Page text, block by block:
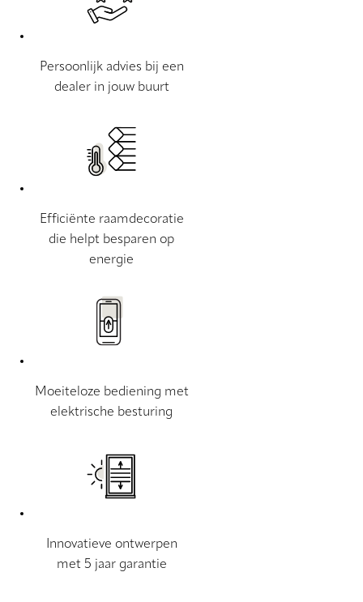
Persoonlijk advies bij een
dealer in jouw buurt
Efficiënte raamdecoratie
die helpt besparen op
energie
Moeiteloze bediening met
elektrische besturing
Innovatieve ontwerpen
met 5 jaar garantie